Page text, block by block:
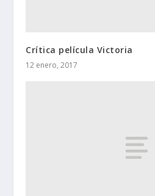
Crítica película Victoria
12 enero, 2017